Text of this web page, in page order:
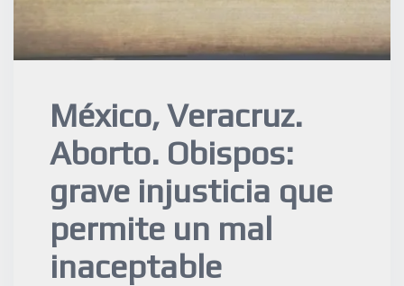
México, Veracruz.
Aborto. Obispos:
grave injusticia que
permite un mal
inaceptable